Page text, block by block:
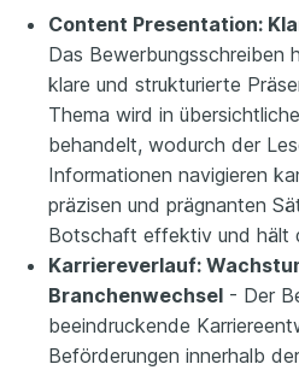
Content Presentation:
Das Bewerbungsschreiben
klare und strukturierte
Thema wird in
behandelt, wodurch der
Informationen navigieren
präzisen und prägnanten
Botschaft effektiv und hält
Karriereverlauf:
Branchenwechsel - Der
beeindruckende
Beförderungen innerhalb